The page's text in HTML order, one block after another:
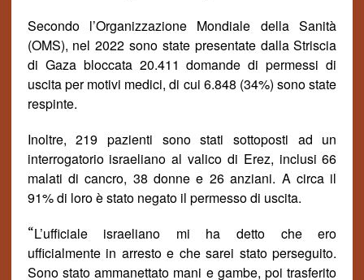
Secondo l’Organizzazione Mondiale della Sanità
(OMS), nel 2022 sono state presentate dalla Striscia
di Gaza bloccata 20.411 domande di permessi di
uscita per motivi medici, di cui 6.848 (34%) sono state
respinte.
Inoltre, 219 pazienti sono stati sottoposti ad un
interrogatorio israeliano al valico di Erez, inclusi 66
malati di cancro, 38 donne e 26 anziani. A circa il
91% di loro è stato negato il permesso di uscita.
“L’ufficiale israeliano mi ha detto che ero
ufficialmente in arresto e che sarei stato perseguito.
Sono stato ammanettato mani e gambe, poi trasferito